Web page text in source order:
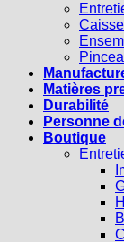
Matières
Durabilité
Personne
Boutique